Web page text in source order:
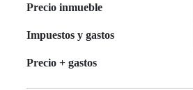
Precio inmueble
Impuestos y gastos
Precio + gastos